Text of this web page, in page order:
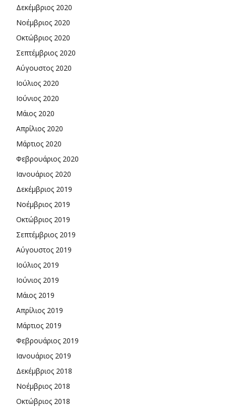
Δεκέμβριος 2020
Νοέμβριος 2020
Οκτώβριος 2020
Σεπτέμβριος 2020
Αύγουστος 2020
Ιούλιος 2020
Ιούνιος 2020
Μάιος 2020
Απρίλιος 2020
Μάρτιος 2020
Φεβρουάριος 2020
Ιανουάριος 2020
Δεκέμβριος 2019
Νοέμβριος 2019
Οκτώβριος 2019
Σεπτέμβριος 2019
Αύγουστος 2019
Ιούλιος 2019
Ιούνιος 2019
Μάιος 2019
Απρίλιος 2019
Μάρτιος 2019
Φεβρουάριος 2019
Ιανουάριος 2019
Δεκέμβριος 2018
Νοέμβριος 2018
Οκτώβριος 2018